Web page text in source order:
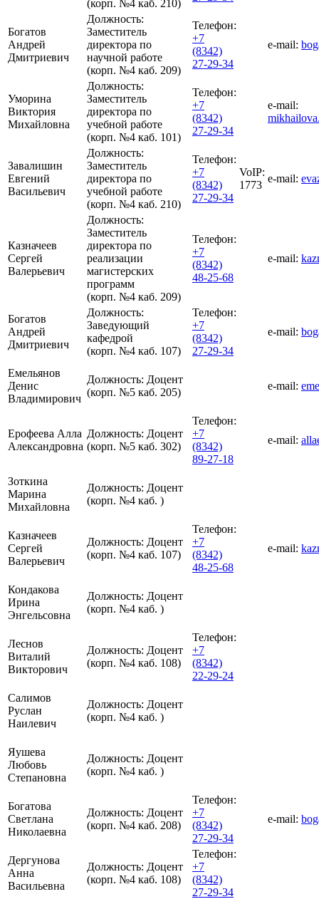
(корп. №4 каб. 210)
Богатов
Андрей
Дмитриевич
Должность:
Заместитель
директора по
научной работе
(корп. №4 каб. 209)
Телефон:
+7
(8342)
27-29-34
e-mail:
Уморина
Виктория
Михайловна
Должность:
Заместитель
директора по
учебной работе
(корп. №4 каб. 101)
Телефон:
+7
(8342)
27-29-34
e-mail:
Завалишин
Евгений
Васильевич
Должность:
Заместитель
директора по
учебной работе
(корп. №4 каб. 210)
Телефон:
+7
(8342)
27-29-34
VoIP:
1773
e-mail:
Казначеев
Сергей
Валерьевич
Должность:
Заместитель
директора по
реализации
магистерских
программ
(корп. №4 каб. 209)
Телефон:
+7
(8342)
48-25-68
e-mail:
Богатов
Андрей
Дмитриевич
Должность:
Заведующий
кафедрой
(корп. №4 каб. 107)
Телефон:
+7
(8342)
27-29-34
e-mail:
Емельянов
Денис
Владимирович
Должность: Доцент
(корп. №5 каб. 205)
e-mail:
Ерофеева Алла
Александровна
Должность: Доцент
(корп. №5 каб. 302)
Телефон:
+7
(8342)
89-27-18
e-mail:
Зоткина
Марина
Михайловна
Должность: Доцент
(корп. №4 каб. )
Казначеев
Сергей
Валерьевич
Должность: Доцент
(корп. №4 каб. 107)
Телефон:
+7
(8342)
48-25-68
e-mail:
Кондакова
Ирина
Энгельсовна
Должность: Доцент
(корп. №4 каб. )
Леснов
Виталий
Викторович
Должность: Доцент
(корп. №4 каб. 108)
Телефон:
+7
(8342)
22-29-24
Салимов
Руслан
Наилевич
Должность: Доцент
(корп. №4 каб. )
Яушева
Любовь
Степановна
Должность: Доцент
(корп. №4 каб. )
Богатова
Светлана
Николаевна
Должность: Доцент
(корп. №4 каб. 208)
Телефон:
+7
(8342)
27-29-34
e-mail:
Дергунова
Анна
Васильевна
Должность: Доцент
(корп. №4 каб. 108)
Телефон:
+7
(8342)
27-29-34